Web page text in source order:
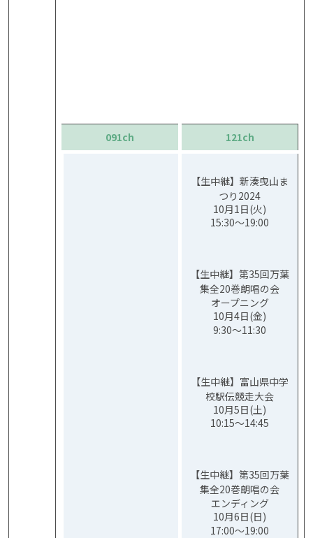
091ch 121ch
【生中継】新湊曳山ま
つり2024
10月1日(火)
15:30〜19:00
【生中継】第35回万葉
集全20巻朗唱の会
オープニング
10月4日(金)
9:30〜11:30
【生中継】富山県中学
校駅伝競走大会
10月5日(土)
10:15～14:45
【生中継】第35回万葉
集全20巻朗唱の会
エンディング
10月6日(日)
17:00〜19:00